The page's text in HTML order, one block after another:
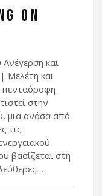
ON
και
Μελέτη και
πενταόροφη
στην
μια ανάσα από
τις
βασίζεται στη
…